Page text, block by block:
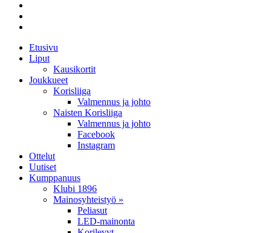
Etusivu
Liput
Kausikortit
Joukkueet
Korisliiga
Valmennus ja johto
Naisten Korisliiga
Valmennus ja johto
Facebook
Instagram
Ottelut
Uutiset
Kumppanuus
Klubi 1896
Mainosyhteistyö »
Peliasut
LED-mainonta